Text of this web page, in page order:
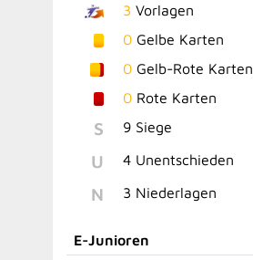
3 Vorlagen
0 Gelbe Karten
0 Gelb-Rote Karten
0 Rote Karten
S 9 Siege
U 4 Unentschieden
N 3 Niederlagen
E-Junioren